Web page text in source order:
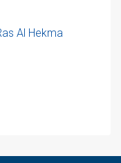
Al Hekma